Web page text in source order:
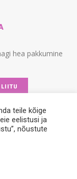
hea pakkumine
LIITU
teile kõige
eelistusi ja
nõustute